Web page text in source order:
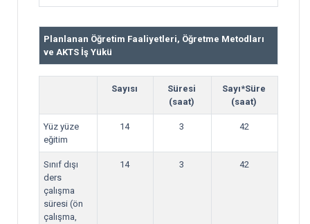
Planlanan Öğretim Faaliyetleri, Öğretme Metodları
ve AKTS İş Yükü
Sayısı
Süresi
(saat)
Sayı*Süre
(saat)
Yüz yüze
eğitim
14 3 42
Sınıf dışı
ders
çalışma
süresi (ön
çalışma,
14 3 42